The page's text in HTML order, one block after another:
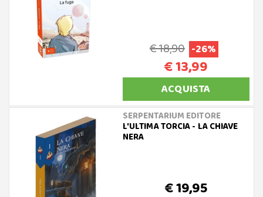
€ 18,90 -26%
€ 13,99
ACQUISTA
SERPENTARIUM EDITORE
L'ULTIMA TORCIA - LA CHIAVE
NERA
€ 19,95